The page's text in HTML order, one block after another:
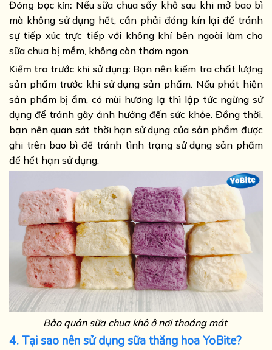
Đóng bọc kín: Nếu sữa chua sấy khô sau khi mở bao bì
mà không sử dụng hết, cần phải đóng kín lại để tránh
sự tiếp xúc trực tiếp với không khí bên ngoài làm cho
sữa chua bị mềm, không còn thơm ngon.
Kiểm tra trước khi sử dụng: Bạn nên kiểm tra chất lượng
sản phẩm trước khi sử dụng sản phẩm. Nếu phát hiện
sản phẩm bị ẩm, có mùi hương lạ thì lập tức ngừng sử
dụng để tránh gây ảnh hưởng đến sức khỏe. Đồng thời,
bạn nên quan sát thời hạn sử dụng của sản phẩm được
ghi trên bao bì để tránh tình trạng sử dụng sản phẩm
để hết hạn sử dụng.
Bảo quản sữa chua khô ở nơi thoáng mát
4. Tại sao nên sử dụng sữa thăng hoa YoBite?